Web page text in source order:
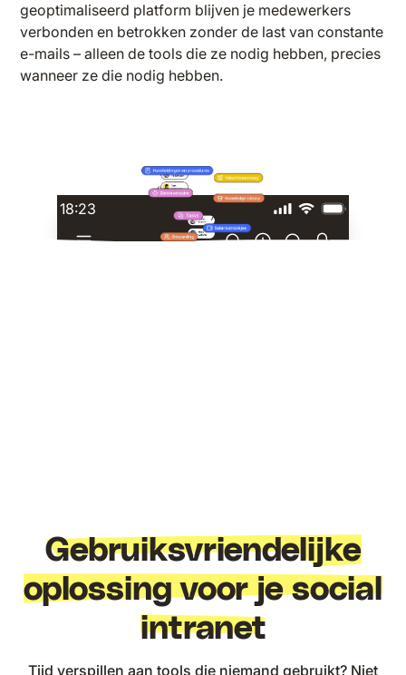
geoptimaliseerd platform blijven je medewerkers
verbonden en betrokken zonder de last van constante
e-mails – alleen de tools die ze nodig hebben, precies
wanneer ze die nodig hebben.
18:23
Gebruiksvriendelijke
oplossing voor je social
intranet
Tijd verspillen aan tools die niemand gebruikt? Niet